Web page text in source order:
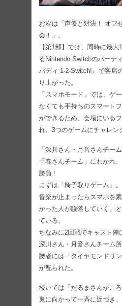
お次は「声優と対決！ オフ
会！」。
【第1部】では、同時に最大
るNintendo Switchのパーテ
バディ 1-2-Switch!』で客席
り上がった。
「スマホモード」では、ゲ
なくても手持ちのスマート
ができるため、会場にいる
れ、3つのゲームにチャレン
「深川さん・月音さんチー
千春さんチーム」にわかれ
勝負！
まずは「椅子取りゲーム」。
音楽が止まったらスマホを
かった人が脱落していく、
ている。
ちなみに2回戦でキャスト
深川さん・月音さんチーム
勝者には「ダイヤモンドリ
が配られた。
続いては「だるまさんがころ
鬼に向かって一斉に近づき